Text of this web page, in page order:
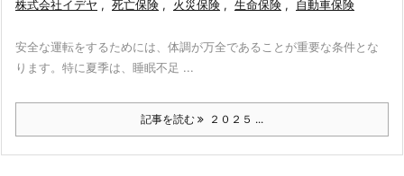
株式会社イデヤ , 死亡保険 , 火災保険 , 生命保険 , 自動車保険
安全な運転をするためには、体調が万全であることが重要な条件とな
ります。特に夏季は、睡眠不足 ...
記事を読む ２０２５ ...